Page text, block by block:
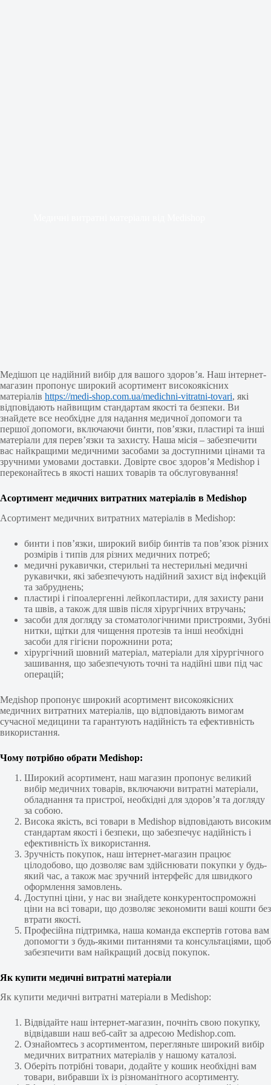
Медішоп це надійний вибір для вашого здоров’я. Наш інтернет-
магазин пропонує широкий асортимент високоякісних
матеріалів https://medi-shop.com.ua/medichni-vitratni-tovari, які
відповідають найвищим стандартам якості та безпеки. Ви
знайдете все необхідне для надання медичної допомоги та
першої допомоги, включаючи бинти, пов’язки, пластирі та інші
матеріали для перев’язки та захисту. Наша місія – забезпечити
вас найкращими медичними засобами за доступними цінами та
зручними умовами доставки. Довірте своє здоров’я Medishop і
переконайтесь в якості наших товарів та обслуговування!
Асортимент медичних витратних матеріалів в Medishop
Асортимент медичних витратних матеріалів в Medishop:
бинти і пов’язки, широкий вибір бинтів та пов’язок різних
розмірів і типів для різних медичних потреб;
медичні рукавички, стерильні та нестерильні медичні
рукавички, які забезпечують надійний захист від інфекцій
та забруднень;
пластирі і гіпоалергенні лейкопластири, для захисту рани
та швів, а також для швів після хірургічних втручань;
засоби для догляду за стоматологічними пристроями, Зубні
нитки, щітки для чищення протезів та інші необхідні
засоби для гігієни порожнини рота;
хірургічний шовний матеріал, матеріали для хірургічного
зашивання, що забезпечують точні та надійні шви під час
операцій;
Медishop пропонує широкий асортимент високоякісних
медичних витратних матеріалів, що відповідають вимогам
сучасної медицини та гарантують надійність та ефективність
використання.
Чому потрібно обрати Medishop:
Широкий асортимент, наш магазин пропонує великий
вибір медичних товарів, включаючи витратні матеріали,
обладнання та пристрої, необхідні для здоров’я та догляду
за собою.
Висока якість, всі товари в Medishop відповідають високим
стандартам якості і безпеки, що забезпечує надійність і
ефективність їх використання.
Зручність покупок, наш інтернет-магазин працює
цілодобово, що дозволяє вам здійснювати покупки у будь-
який час, а також має зручний інтерфейс для швидкого
оформлення замовлень.
Доступні ціни, у нас ви знайдете конкурентоспроможні
ціни на всі товари, що дозволяє зекономити ваші кошти без
втрати якості.
Професійна підтримка, наша команда експертів готова вам
допомогти з будь-якими питаннями та консультаціями, щоб
забезпечити вам найкращий досвід покупок.
Як купити медичні витратні матеріали
Як купити медичні витратні матеріали в Medishop:
Відвідайте наш інтернет-магазин, почніть свою покупку,
відвідавши наш веб-сайт за адресою Medishop.com.
Ознайомтесь з асортиментом, перегляньте широкий вибір
медичних витратних матеріалів у нашому каталозі.
Оберіть потрібні товари, додайте у кошик необхідні вам
товари, вибравши їх із різноманітного асортименту.